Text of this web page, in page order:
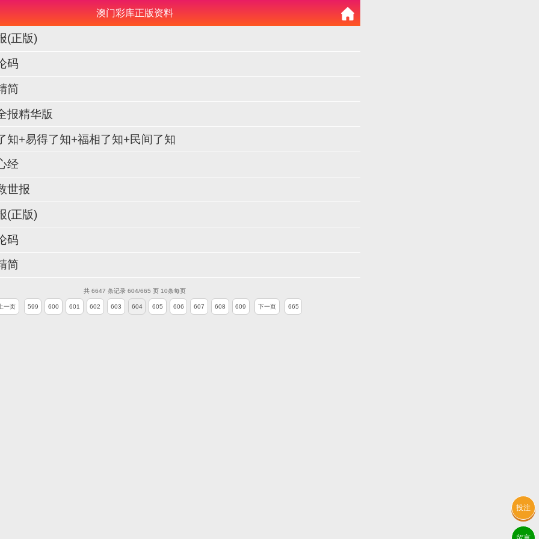
投注
澳门彩库正版资料
(正版)
码
简
报精华版
知+易得了知+福相了知+民间了知
经
世报
(正版)
码
简
共 6647 条记录 604/665 页 10条每页
一页 599 600 601 602 603 604 605 606 607 608 609 下一页 665